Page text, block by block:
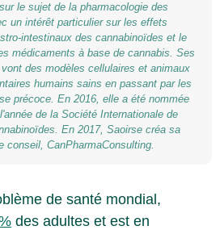
le sujet de la pharmacologie des
un intérêt particulier sur les effets
intestinaux des cannabinoïdes et le
médicaments à base de cannabis. Ses
des modèles cellulaires et animaux
humains sains en passant par les
précoce. En 2016, elle a été nommée
de la Société Internationale de
En 2017, Saoirse créa sa
conseil, CanPharmaConsulting.
de santé mondial,
des adultes et est en